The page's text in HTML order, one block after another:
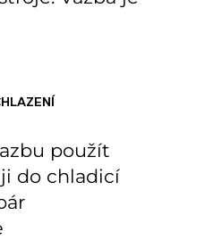
použít
do chladicí